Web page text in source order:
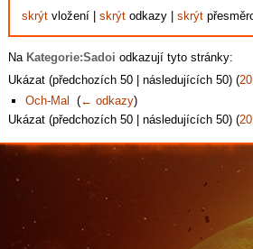
skrýtvložení | skrýtodkazy | skrýt
Na Kategorie:Sadoi odkazují tyto stránky:
Ukázat (předchozích 50 | následujících 50) (20
Och-Mal
‎(← odkazy)
Ukázat (předchozích 50 | následujících 50) (20